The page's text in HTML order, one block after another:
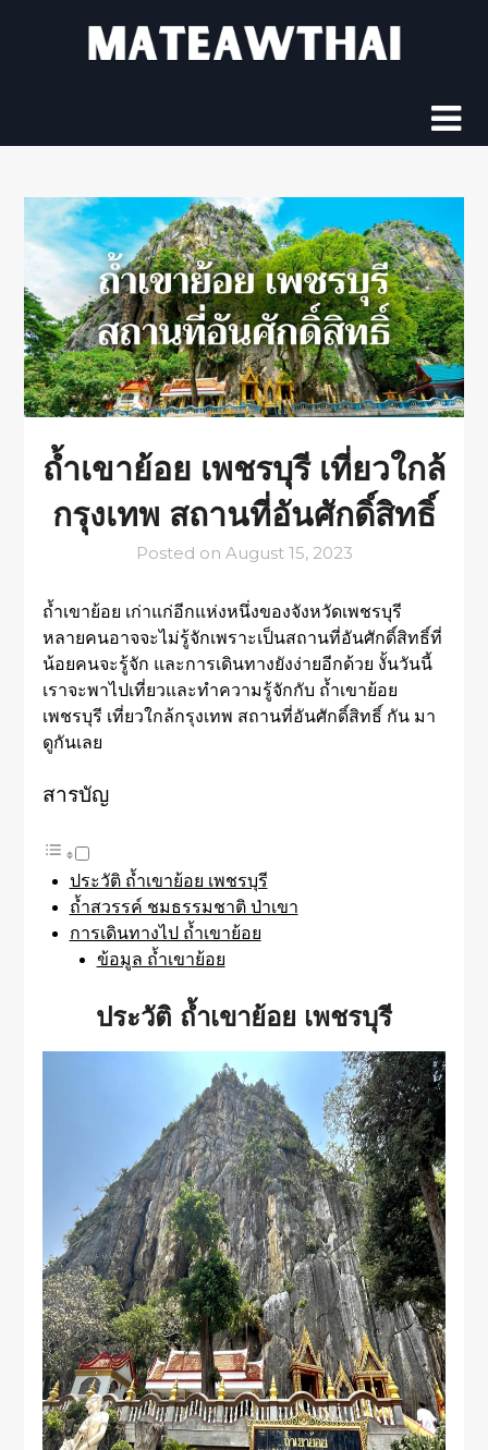
ถ้ำเขาย้อย เพชรบุรี เที่ยวใกล้
กรุงเทพ สถานที่อันศักดิ์สิทธิ์
Posted on August 15, 2023
ถ้ำเขาย้อย เก่าแก่อีกแห่งหนึ่งของจังหวัดเพชรบุรี
หลายคนอาจจะไม่รู้จักเพราะเป็นสถานที่อันศักดิ์สิทธิ์ที่
น้อยคนจะรู้จัก และการเดินทางยังง่ายอีกด้วย งั้นวันนี้
เราจะพาไปเที่ยวและทำความรู้จักกับ ถ้ำเขาย้อย
เพชรบุรี เที่ยวใกล้กรุงเทพ สถานที่อันศักดิ์สิทธิ์ กัน มา
ดูกันเลย
สารบัญ
ประวัติ ถ้ำเขาย้อย เพชรบุรี
ถ้ำสวรรค์ ชมธรรมชาติ ป่าเขา
การเดินทางไป ถ้ำเขาย้อย
ข้อมูล ถ้ำเขาย้อย
ประวัติ ถ้ำเขาย้อย เพชรบุรี